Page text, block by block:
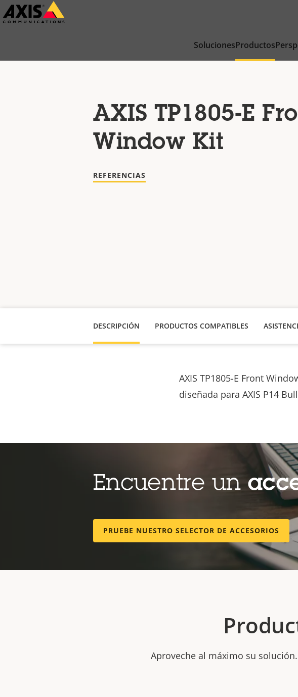
Saltar
al
SolucionesProductos
AXIS TP1805-E
Window Kit
REFERENCIAS
DESCRIPCIÓN PRODUCTOS COMPATIBLES
AXIS TP1805-E Front
diseñada para AXIS P14
Encuentre un
PRUEBE NUESTRO SELECTOR DE ACCESORIOS
Aproveche al máximo su